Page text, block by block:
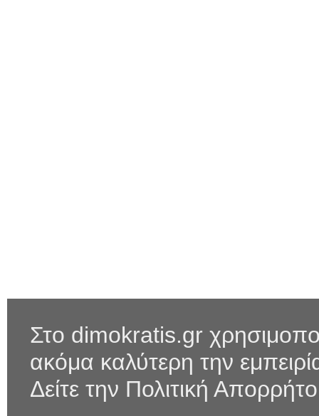
Στο dimokratis.gr
ακόμα καλύτερη την
Δείτε την Πολιτική